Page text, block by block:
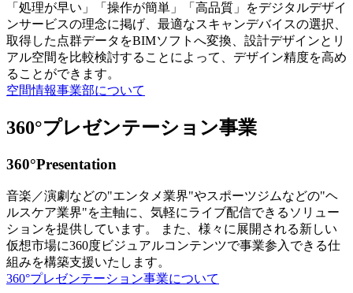
「処理が早い」「操作が簡単」「高品質」をデジタルデザイ
ンサービスの理念に掲げ、最適なスキャンデバイスの選択、
取得した点群データをBIMソフトへ変換、設計デザインとリ
アル空間を比較検討することによって、デザイン精度を高め
ることができます。
空間情報事業部について
360°プレゼンテーション事業
360°Presentation
音楽／演劇などの"エンタメ業界"やスポーツジムなどの"ヘ
ルスケア業界"を主軸に、気軽にライブ配信できるソリュー
ションを提供しています。 また、様々に展開される新しい
仮想市場に360度ビジュアルコンテンツで事業参入できる仕
組みを構築支援いたします。
360°プレゼンテーション事業について